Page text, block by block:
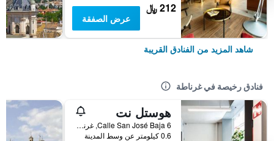
212 ﷼
عرض الصفقة
شاهد المزيد من الفنادق القريبة
فنادق رخيصة في غرناطة
هوستل نت
Calle San José Baja 6, غرناطة, منطقة أندلوسيا, أسبانيا
0.6 كيلومتر عن وسط المدينة